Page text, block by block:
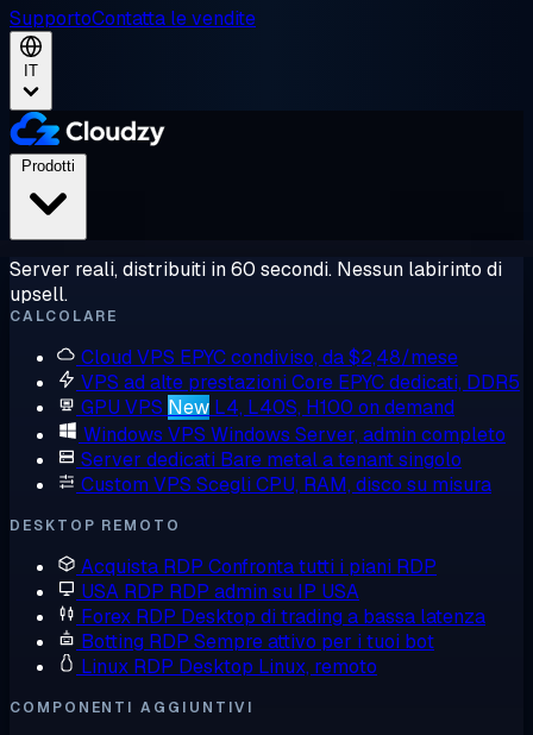
SupportoContatta le vendite
IT
Server reali, distribuiti in 60 secondi. Nessun labirinto di
upsell.
CALCOLARE
Cloud VPS EPYC condiviso, da $2,48/mese
VPS ad alte prestazioni Core EPYC dedicati, DDR5
GPU VPS New L4, L40S, H100 on demand
Windows VPS Windows Server, admin completo
Server dedicati Bare metal a tenant singolo
Custom VPS Scegli CPU, RAM, disco su misura
DESKTOP REMOTO
Acquista RDP Confronta tutti i piani RDP
USA RDP RDP admin su IP USA
Forex RDP Desktop di trading a bassa latenza
Botting RDP Sempre attivo per i tuoi bot
Linux RDP Desktop Linux, remoto
COMPONENTI AGGIUNTIVI